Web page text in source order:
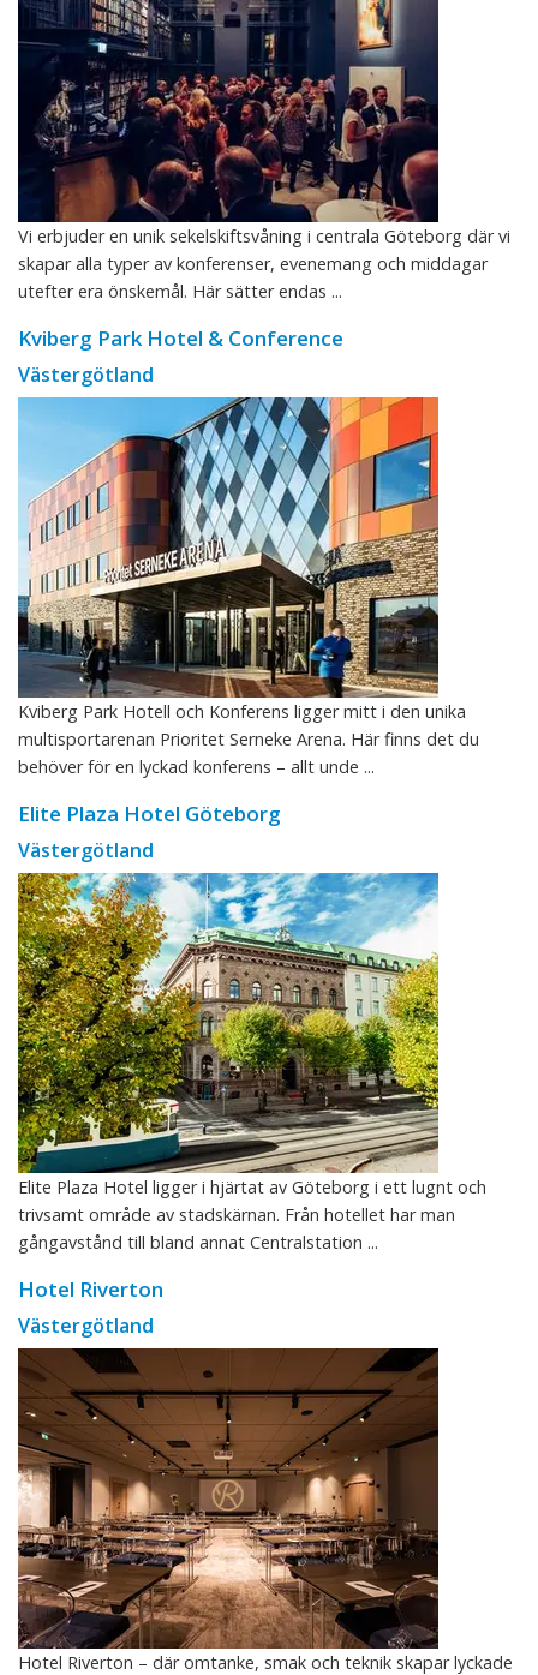
Vi erbjuder en unik sekelskiftsvåning i centrala Göteborg där vi
skapar alla typer av konferenser, evenemang och middagar
utefter era önskemål. Här sätter endas ...
Kviberg Park Hotel & Conference
Västergötland
Kviberg Park Hotell och Konferens ligger mitt i den unika
multisportarenan Prioritet Serneke Arena. Här finns det du
behöver för en lyckad konferens – allt unde ...
Elite Plaza Hotel Göteborg
Västergötland
Elite Plaza Hotel ligger i hjärtat av Göteborg i ett lugnt och
trivsamt område av stadskärnan. Från hotellet har man
gångavstånd till bland annat Centralstation ...
Hotel Riverton
Västergötland
Hotel Riverton – där omtanke, smak och teknik skapar lyckade